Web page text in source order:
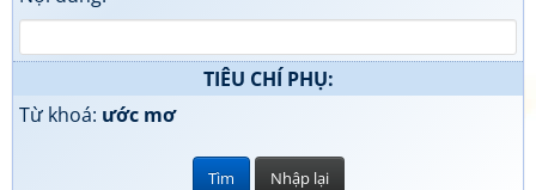
TIÊU CHÍ PHỤ:
Từ khoá: ước mơ